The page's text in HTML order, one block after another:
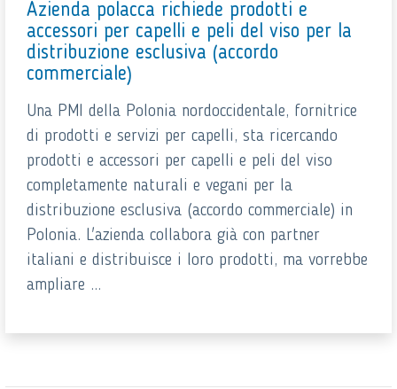
Azienda polacca richiede prodotti e
accessori per capelli e peli del viso per la
distribuzione esclusiva (accordo
commerciale)
Una PMI della Polonia nordoccidentale, fornitrice
di prodotti e servizi per capelli, sta ricercando
prodotti e accessori per capelli e peli del viso
completamente naturali e vegani per la
distribuzione esclusiva (accordo commerciale) in
Polonia. L'azienda collabora già con partner
italiani e distribuisce i loro prodotti, ma vorrebbe
ampliare ...